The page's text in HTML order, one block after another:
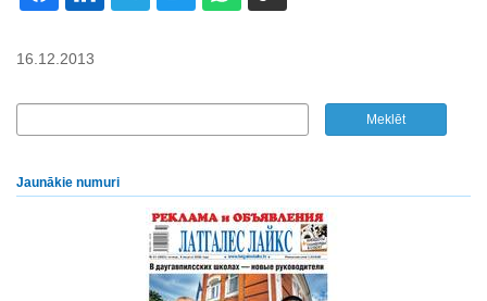
16.12.2013
Jaunākie numuri